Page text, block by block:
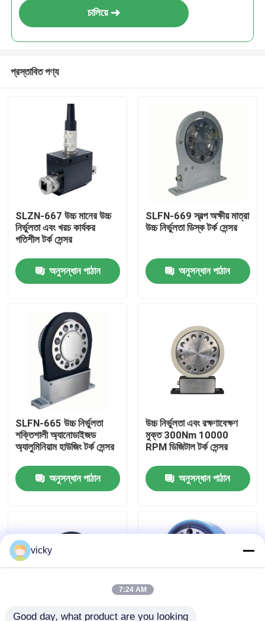
আমাদের সম্বন্ধে
কারখানা ভ্রমণ
গুণগত মান নিয়ন্ত্রণ
যোগাযোগ করুন
মামলা
হাই স্পিড ডায়নামিটার
চালিয়ে
প্রস্তাবিত পণ্য
SLZN-667 উচ্চ মানের উচ্চ
নির্ভুলতা এবং খরচ কার্যকর
গতিশীল টর্ক সেন্সর
অনুসন্ধান পাঠান
SLFN-669 স্বল্প অক্ষীয় মাত্রা
উচ্চ নির্ভুলতা ডিস্ক টর্ক সেন্সর
অনুসন্ধান পাঠান
SLFN-665 উচ্চ নির্ভুলতা
শক্তিশালী অ্যানোডাইজড
অ্যালুমিনিয়াম হাউজিং টর্ক সেন্সর
অনুসন্ধান পাঠান
উচ্চ নির্ভুলতা এবং রক্ষণাবেক্ষণ
মুক্ত 300Nm 10000
RPM ডিজিটাল টর্ক সেন্সর
অনুসন্ধান পাঠান
vicky
7:24 AM
Good day, what product are you looking